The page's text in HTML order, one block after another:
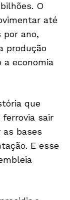
O
até
por ano,
produção
a economia
que
sair
bases
E esse